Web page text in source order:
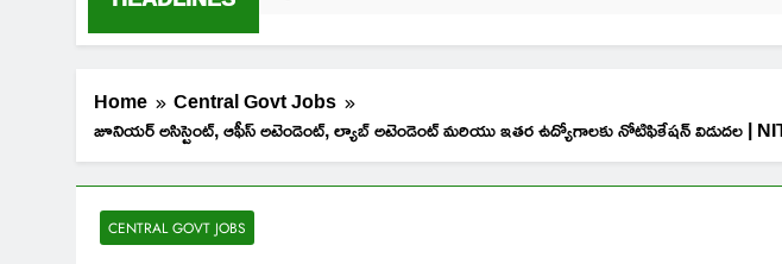
Home
Central Govt Jobs
జూనియర్ అసిస్టెంట్, ఆఫీస్ అటెండెంట్, ల్యాబ్ అటెండెంట్ మరియు ఇతర ఉద్యోగాలకు నోటిఫికేషన్ విడుదల
CENTRAL GOVT JOBS